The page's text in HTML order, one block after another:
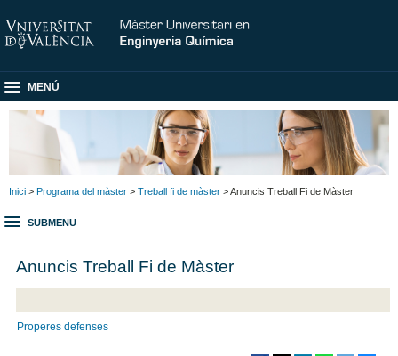
MENÚ
Inici > Programa del màster > Treball fi de màster > Anuncis Treball Fi de Màster
SUBMENU
Anuncis Treball Fi de Màster
Properes defenses